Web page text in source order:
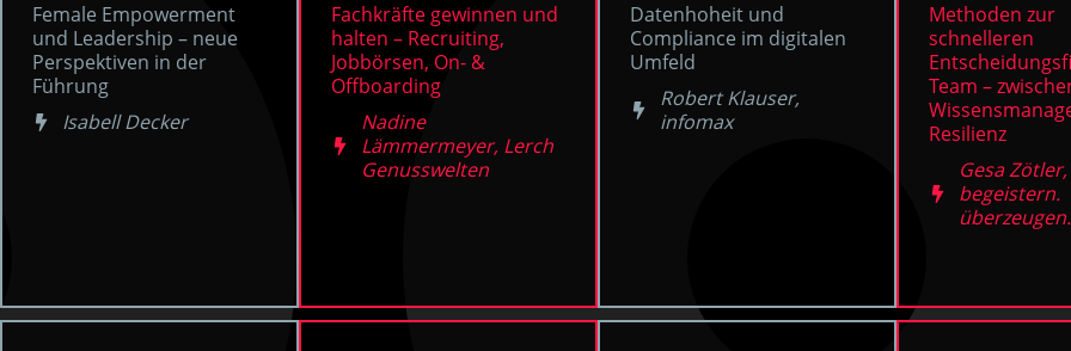
Female Empowerment
und Leadership – neue
Perspektiven in der
Führung
Isabell Decker
Fachkräfte gewinnen und
halten – Recruiting,
Jobbörsen, On- &
Offboarding
Nadine
Lämmermeyer, Lerch
Genusswelten
Datenhoheit und
Compliance im digitalen
Umfeld
Robert Klauser,
infomax
Methoden zur
schnelleren
Team –
Resilienz
Gesa
begeistern.
überzeugen.